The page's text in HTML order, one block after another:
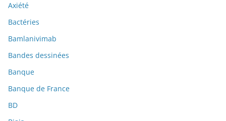
Axiété
Bactéries
Bamlanivimab
Bandes dessinées
Banque
Banque de France
BD